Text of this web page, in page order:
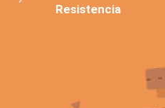
Resistencia